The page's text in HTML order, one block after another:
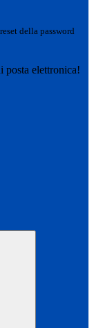
della password
posta elettronica!